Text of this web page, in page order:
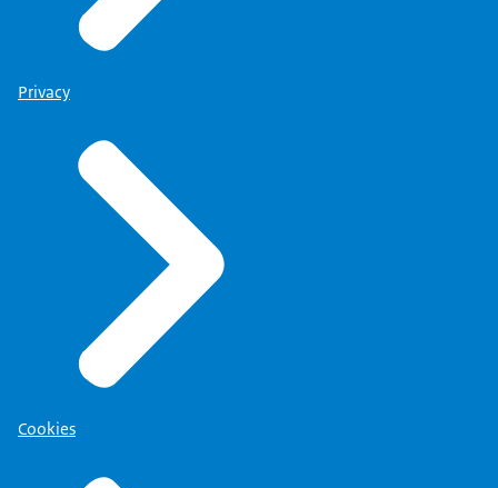
Privacy
Cookies